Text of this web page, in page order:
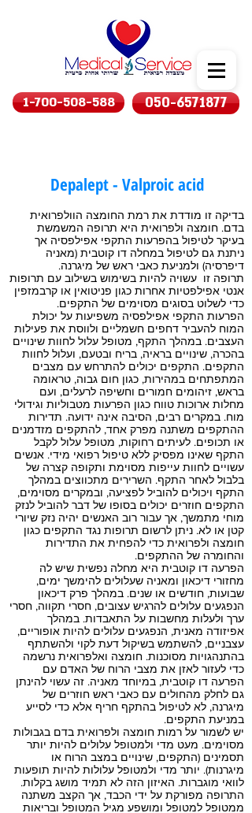
1-700-508-588 050-6571877
Depalept - Valproic acid
בדיקה זו מודדת את רמת החומצה הוולפרואית
בדם. חומצה ולפרואית היא תרופה המשמשת
בעיקר לטיפול בהפרעות התקפי אפילפסיה אך
ניתנת גם לטיפול במחלה דו קוטבית (מאניה
דיפרסיה) ולמניעת כאבי ראש של מיגרנה.
תרופה זו עשויה להיות בשימוש בשילוב עם תרופות
אנטי אפילפטיות אחרות כגון פניטואין או קרבמזפין
כדי לשלוט בסוגים מסוימים של התקפים.
הפרעות התקפי אפילפסיה משפיעות על יכולת
המוח להעביר דחפים חשמליים ולווסת את פעילות
העצבים. במהלך התקף, מטופל עלול לחוות שינויים
בהכרה, שינויים בראיה, בריח ובטעם, ועלול לחוות
התקפים. התקפים יכולים להתרחש עם מצבים
המתפתחים במהירות, כגון חום גבוה, טראומה
בראש, זיהומים חמורים וחשיפה לרעלים, ועם
מחלות ארוכות טווח כגון הפרעות מטבוליות וגידולי
מוח. במקרים רבים, הסיבה אינה ידועה. תדירות
ההתקפים משתנה מפרק אחד, להתקפים מזדמנים
או תכופים. לעיתים רחוקות, מטופל עלול לקבל
התקף שאינו מפסיק ללא טיפול רפואי מידי. אנשים
עשויים לחוות עייפות מסוימת ותקופה קצרה של
בלבול לאחר התקף. השרירים מתכווצים במהלך
התקף ויכולים להוביל לפציעה, ובמקרים מסוימים,
התקפים חוזרים יכולים בסופו של דבר להוביל לנזק
מוחי מתמשך, אך עבור רוב האנשים יהיה נזק שיורי
קטן או לא. ניתן לרשום תרופות נגד התקפים כגון
חומצה ולפרואית כדי להפחית את התדירות
והחומרה של ההתקפים.
הפרעה דו קוטבית היא מחלה נפשית שיש לה
מחזורי דיכאון ומאניה שעלולים להימשך ימים,
שבועות, חודשים או שנים. במהלך פרק דיכאון
הנפגעים עלולים להרגיש עצובים, חסרי תקווה, חסרי
ערך ולעלות מחשבות על התאבדות. במהלך
אפיזודה מאנית, הנפגעים עלולים להיות אופוריים,
עצבניים, להשתמש בשיקול דעת לקוי ולהשתתף
בהתנהגויות מסוכנות. חומצה ואלפרואית נרשמה
כדי לעזור לאזן את מצבי הרוח של האדם עם
הפרעה דו קוטבית, במיוחד מאניה. זה עשוי להינתן
גם לחלק מהחולים עם כאבי ראש חוזרים של
מיגרנה, לא לטיפול בהתקף חריף אלא כדי לסייע
במניעת התקפים.
יש לשמור על רמות חומצה ולפרואית בדם בגבולות
מסוימים. מעט מדי ולמטופל עלולים להיות יותר
תסמינים (התקפים, שינויים במצב הרוח או
מיגרנות). יותר מדי ולמטופל עלולות להיות תופעות
לוואי מוגברות. האיזון הזה לא תמיד מושג בקלות.
התרופה מפורקת על ידי הכבד, אך הקצב משתנה
ממטופל למטופל ומושפע מגיל המטופל ובריאות